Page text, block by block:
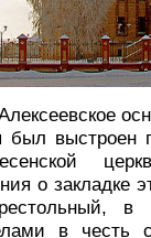
был выстроен
о закладке
в честь